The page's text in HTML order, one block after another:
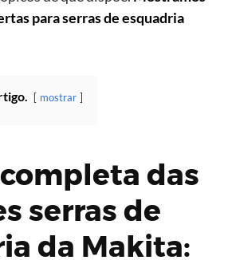
para serras de esquadria
mostrar
das
serras de
da Makita: